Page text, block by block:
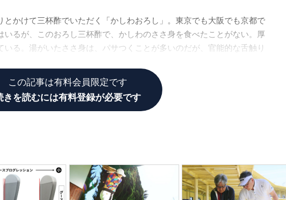
かけて三杯酢でいただく「かしわおろし」。東京でも大阪でも京都で
いるが、このおろし三杯酢で、かしわのささ身を食べたことがない。厚
る。湯がいたささ身は、パサつくことが多いのだが、官能的な舌触り
この記事は有料会員限定です
きを読むには有料登録が必要です